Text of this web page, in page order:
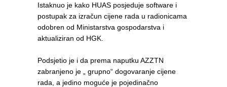
Istaknuo je kako HUAS posjeduje software i
postupak za izračun cijene rada u radionicama
odobren od Ministarstva gospodarstva i
aktualiziran od HGK.
Podsjetio je i da prema naputku AZZTN
zabranjeno je „ grupno“ dogovaranje cijene
rada, a jedino moguće je pojedinačno